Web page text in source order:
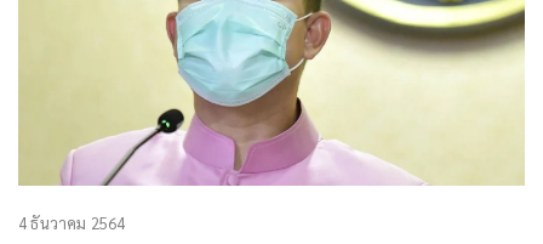
4 ธันวาคม 2564